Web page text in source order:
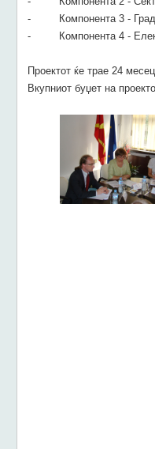
- Компонента 3 -
-
Компонента 4 -
Проектот ќе трае 24
Вкупниот буџет на